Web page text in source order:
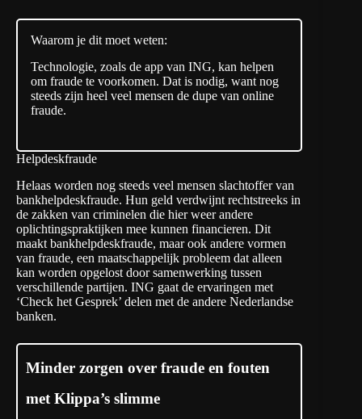
Waarom je dit moet weten:
Technologie, zoals de app van ING, kan helpen
om fraude te voorkomen. Dat is nodig, want nog
steeds zijn heel veel mensen de dupe van online
fraude.
Helpdeskfraude
Helaas worden nog steeds veel mensen slachtoffer van
bankhelpdeskfraude. Hun geld verdwijnt rechtstreeks in
de zakken van criminelen die hier weer andere
oplichtingspraktijken mee kunnen financieren. Dit
maakt bankhelpdeskfraude, maar ook andere vormen
van fraude, een maatschappelijk probleem dat alleen
kan worden opgelost door samenwerking tussen
verschillende partijen. ING gaat de ervaringen met
‘Check het Gesprek’ delen met de andere Nederlandse
banken.
Minder zorgen over fraude en fouten
met Klippa’s slimme